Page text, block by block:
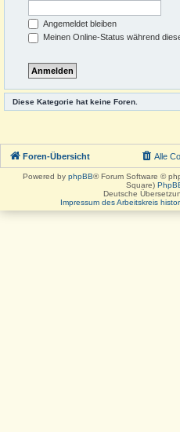
Angemeldet bleiben
Meinen Online-Status während
Diese Kategorie hat keine Foren.
Foren-Übersicht Alle
Powered by phpBB® Forum Software ©
Square)
Deutsche
Impressum des Arbeitskreis